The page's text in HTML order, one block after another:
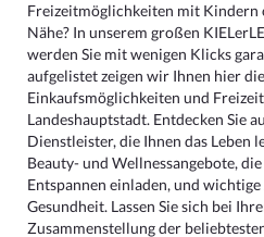
Freizeitmöglichkeiten mit Kindern
Nähe? In unserem großen
werden Sie mit wenigen Klicks
aufgelistet zeigen wir Ihnen hier
Einkaufsmöglichkeiten und
Landeshauptstadt. Entdecken Sie
Dienstleister, die Ihnen das Leben
Beauty- und Wellnessangebote,
Entspannen einladen, und
Gesundheit. Lassen Sie sich bei
Zusammenstellung der